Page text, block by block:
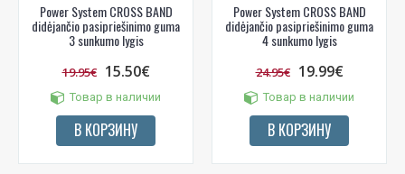
Power System CROSS BAND
didėjančio pasipriešinimo guma
3 sunkumo lygis
19.95€ 15.50€
Товар в наличии
В КОРЗИНУ
Power System CROSS BAND
didėjančio pasipriešinimo guma
4 sunkumo lygis
24.95€ 19.99€
Товар в наличии
В КОРЗИНУ